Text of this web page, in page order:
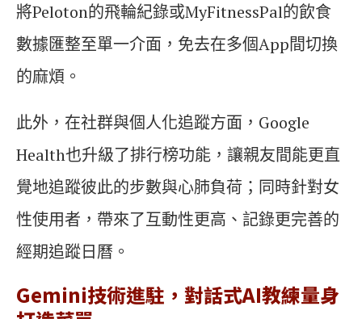
將Peloton的飛輪紀錄或MyFitnessPal的飲食
數據匯整至單一介面，免去在多個App間切換
的麻煩。
此外，在社群與個人化追蹤方面，Google
Health也升級了排行榜功能，讓親友間能更直
覺地追蹤彼此的步數與心肺負荷；同時針對女
性使用者，帶來了互動性更高、記錄更完善的
經期追蹤日曆。
Gemini技術進駐，對話式AI教練量身